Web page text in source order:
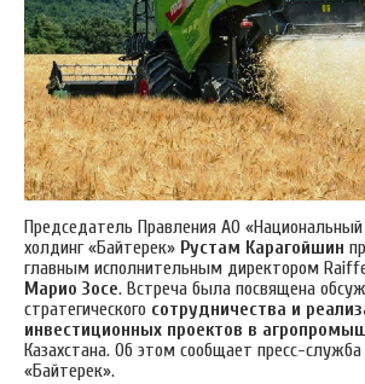
Председатель Правления АО
холдинг «Байтерек» Рустам Карагойшин
главным исполнительным директором
Марио Зосе. Встреча была посвящена
стратегического сотрудничества и
инвестиционных проектов в
Казахстана. Об этом сообщает пресс-служба
«Байтерек».